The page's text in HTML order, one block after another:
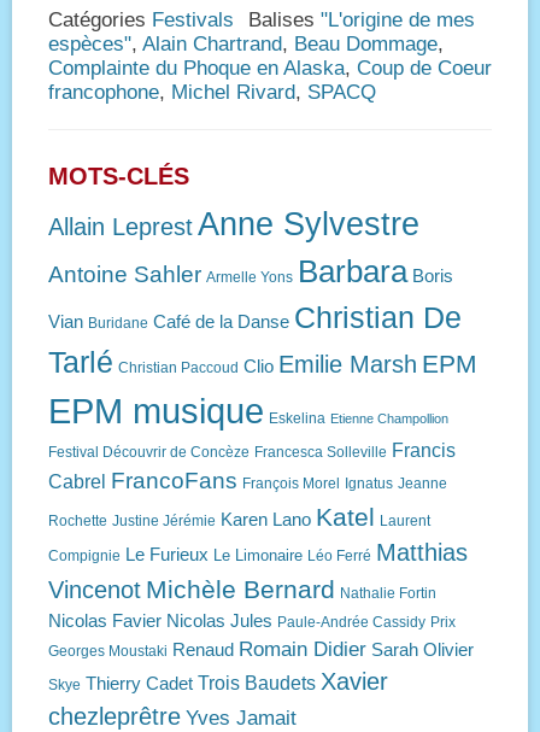
Catégories Festivals Balises "L'origine de mes
espèces", Alain Chartrand, Beau Dommage,
Complainte du Phoque en Alaska, Coup de Coeur
francophone, Michel Rivard, SPACQ
MOTS-CLÉS
Allain LeprestAnne Sylvestre
Antoine Sahler Armelle Yons Barbara Boris
Vian Buridane Café de la Danse Christian De
Tarlé Christian Paccoud Clio Emilie Marsh EPM
EPM musique Eskelina Etienne Champollion
Festival Découvrir de Concèze Francesca Solleville Francis
Cabrel FrancoFans François Morel Ignatus Jeanne
Rochette Justine Jérémie Karen Lano Katel Laurent
Compignie Le Furieux Le Limonaire Léo Ferré Matthias
Vincenot Michèle Bernard Nathalie Fortin
Nicolas Favier Nicolas Jules Paule-Andrée Cassidy Prix
Georges Moustaki Renaud Romain Didier Sarah Olivier
Skye Thierry Cadet Trois Baudets Xavier
chezleprêtre Yves Jamait